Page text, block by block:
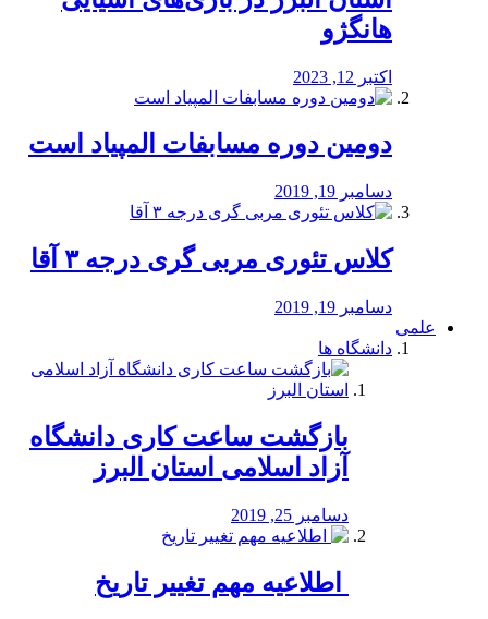
هانگژو
اکتبر 12, 2023
دومین دوره مسابفات المپیاد است
دسامبر 19, 2019
کلاس تئوری مربی گری درجه ۳ آقا
دسامبر 19, 2019
علمی
دانشگاه ها
بازگشت ساعت کاری دانشگاه
آزاد اسلامی استان البرز
دسامبر 25, 2019
️ اطلاعیه مهم تغییر تاریخ